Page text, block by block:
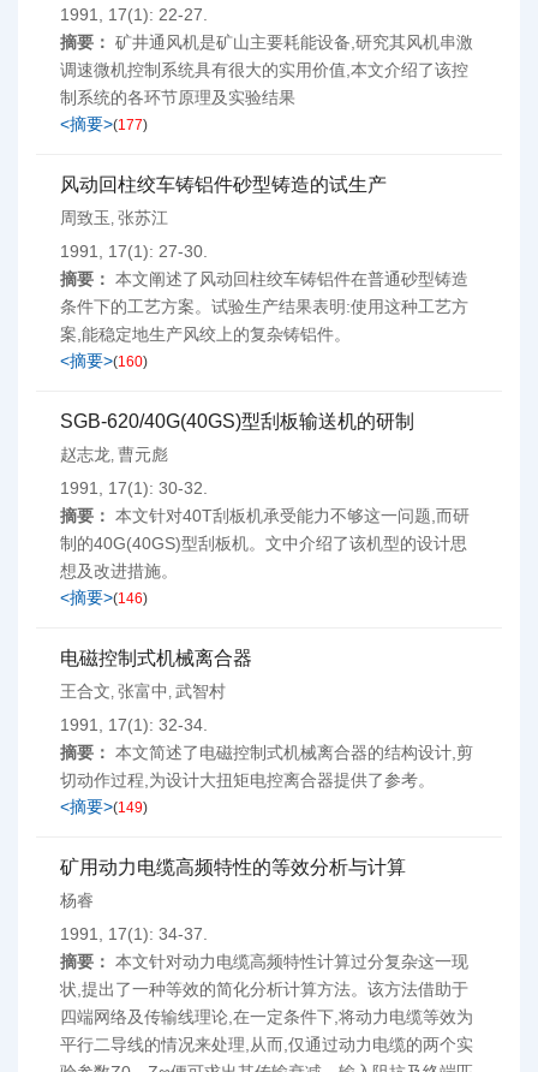
1991, 17(1): 22-27.
摘要： 矿井通风机是矿山主要耗能设备,研究其风机串激
调速微机控制系统具有很大的实用价值,本文介绍了该控
制系统的各环节原理及实验结果
<摘要>(177)
风动回柱绞车铸铝件砂型铸造的试生产
周致玉 , 张苏江
1991, 17(1): 27-30.
摘要： 本文阐述了风动回柱绞车铸铝件在普通砂型铸造
条件下的工艺方案。试验生产结果表明:使用这种工艺方
案,能稳定地生产风绞上的复杂铸铝件。
<摘要>(160)
SGB-620/40G(40GS)型刮板输送机的研制
赵志龙, 曹元彪
1991, 17(1): 30-32.
摘要： 本文针对40T刮板机承受能力不够这一问题,而研
制的40G(40GS)型刮板机。文中介绍了该机型的设计思
想及改进措施。
<摘要>(146)
电磁控制式机械离合器
王合文, 张富中 , 武智村
1991, 17(1): 32-34.
摘要： 本文简述了电磁控制式机械离合器的结构设计,剪
切动作过程,为设计大扭矩电控离合器提供了参考。
<摘要>(149)
矿用动力电缆高频特性的等效分析与计算
杨睿
1991, 17(1): 34-37.
摘要： 本文针对动力电缆高频特性计算过分复杂这一现
状,提出了一种等效的简化分析计算方法。该方法借助于
四端网络及传输线理论,在一定条件下,将动力电缆等效为
平行二导线的情况来处理,从而,仅通过动力电缆的两个实